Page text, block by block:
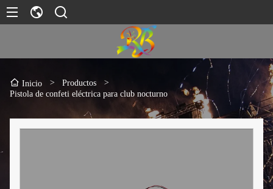
Inicio > Productos
>
Pistola de confeti eléctrica para club nocturno